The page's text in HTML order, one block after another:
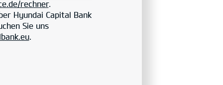
rechner.
Hyundai Capital Bank
Sie uns
.